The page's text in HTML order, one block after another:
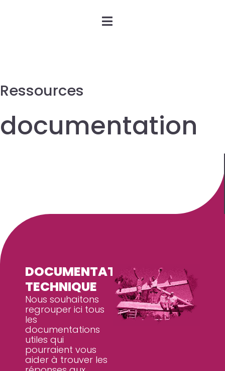
Ressources
documentation
DOCUMENTATION
TECHNIQUE
Nous souhaitons
regrouper ici tous
les
documentations
utiles qui
pourraient vous
aider à trouver les